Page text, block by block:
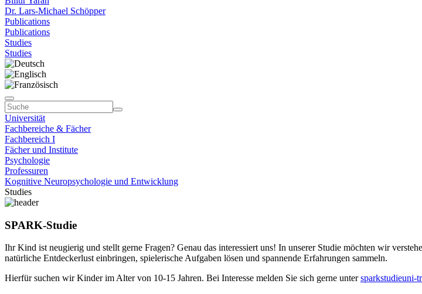
Dr. Lars-Michael Schöpper
Publications
Publications
Studies
Studies
Universität
Fachbereiche & Fächer
Fachbereich I
Fächer und Institute
Psychologie
Professuren
Kognitive Neuropsychologie und Entwicklung
Studies
SPARK-Studie
Ihr Kind ist neugierig und stellt gerne Fragen? Genau das interessiert uns! In unserer Studie möchten wir
natürliche Entdeckerlust einbringen, spielerische Aufgaben lösen und spannende Erfahrungen sammeln.
Hierfür suchen wir Kinder im Alter von 10-15 Jahren. Bei Interesse melden Sie sich gerne untersparkstudieuni-